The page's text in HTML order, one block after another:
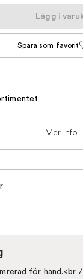
Lägg i
Spara som favorit
Mer info
för hand.<br